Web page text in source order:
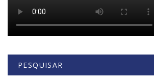
PESQUISAR